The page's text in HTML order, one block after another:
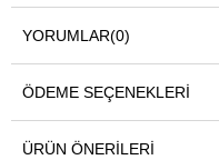
YORUMLAR(0)
ÖDEME SEÇENEKLERI
ÜRÜN ÖNERILERI